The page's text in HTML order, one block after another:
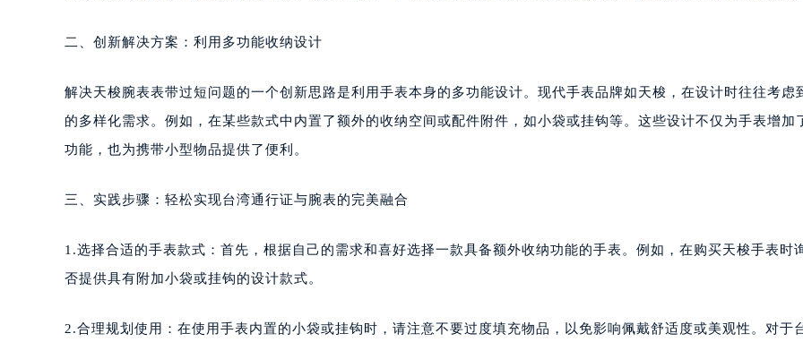
二、创新解决方案：利用多功能收纳设计
解决天梭腕表表带过短问题的一个创新思路是利用手表本身的多功能设计。现代手表品牌如天梭，在设计时往往考虑
的多样化需求。例如，在某些款式中内置了额外的收纳空间或配件附件，如小袋或挂钩等。这些设计不仅为手表增加
功能，也为携带小型物品提供了便利。
三、实践步骤：轻松实现台湾通行证与腕表的完美融合
1.选择合适的手表款式：首先，根据自己的需求和喜好选择一款具备额外收纳功能的手表。例如，在购买天梭手表时
否提供具有附加小袋或挂钩的设计款式。
2.合理规划使用：在使用手表内置的小袋或挂钩时，请注意不要过度填充物品，以免影响佩戴舒适度或美观性。对于